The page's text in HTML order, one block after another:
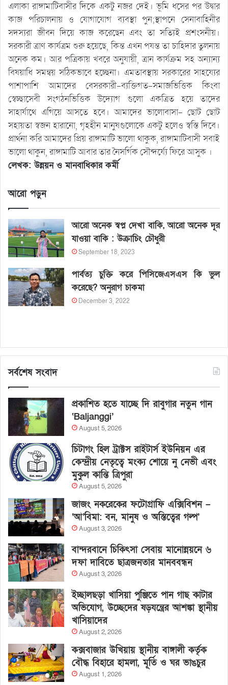
এলাকা রাঙ্গামাটিবাসীর দিকে একটু নজর দেই। ভূমি ধসের পর উদ্বার
কাজ পরিচালনায় ও যোগাযোগ ব্যবস্থা পুন;স্থাপনে সেনাবাহিনীর
সদস্যরা জীবন দিয়ে কাজ করেছেন এবং তা সত্যিই প্রশংসনীয়।
সরকারী ত্রাণ কার্যত্রম শুরু হয়েছে, কিন্ত এখন পযন্ত তা চাহিদার তুলনায়
অনেক কম। আর পত্রিকায় খবরে অনুযায়ী, ত্রান কার্যক্রম সহ অন্যান্য
বিষয়াধি সমন্বয় সঠিকভাবে হচ্ছেনা। এমতাবস্থায় সরকারের সাহয্যের
পাশাপাশি আমাদের বেসরকারী-ব্যক্তিগত-সমাজভিত্তিক কিংবা
স্বেচ্ছাসেবী সংগঠনভিত্তিক উদ্যোগ গুলো একত্রিত হয়ে তাদের
সাহার্যাথে এগিয়ে আসতে হবে। আমাদের ভালোবাসা- ছোট ছোট
সহায়তা স্বজন হারানো, গৃহহীন মানুষগুলোকে একটু হলেও স্বস্তি দিবে।
প্রার্থনা করি আমাদের প্রিয় রাঙ্গামাটি ভালো থাকুক, রাঙ্গামাটিবাসী সবাই
ভালো থাকুন, রাঙ্গামাটি আবার তার নৈসর্গিক সৌন্দর্য্যে ফিরে আসুক ।
লেখক: উন্নয়ন ও মানবাধিকার কর্মী
আরো পড়ুন
আরো অনেক স্বপ্ন দেখা বাকি, আরো অনেক দূর
যাওয়া বাকি : উক্রাচিং চৌধুরী
September 18, 2023
পার্বত্য চুক্তি করে পিসিজেএসএস কি ভুল
করেছে? অনুরাগ চাকমা
December 3, 2022
সর্বশেষ সংবাদ
প্রকাশিত হতে যাচ্ছে দি রাবুগার নতুন গান
‘Baljanggi’
August 5, 2026
চিটাগং হিল ট্রাক্টস রাইটার্স ইউনিয়ন এর
কেন্দ্রীয় নেতৃত্বে মংক্য শোয়ে নু নেভী এবং
মুকুল কান্তি ত্রিপুরা
August 5, 2026
জাজং নকরেকের ফটোগ্রাফি এক্সিবিশন –
‘আ’বিমা: বন, মানুষ ও অস্তিত্বের গল্প’
August 3, 2026
বান্দরবানে চিকিৎসা সেবায় মানোন্নয়নে ৬
দফা দাবিতে ছাত্রজনতার মানববন্ধন
August 3, 2026
ইচ্ছালছড়া খাসিয়া পুঞ্জিতে পান গাছ কাটার
অভিযোগ, উচ্ছেদের ষড়যন্ত্রের আশঙ্কা স্থানীয়
খাসিয়াদের
August 2, 2026
কক্সবাজার উখিয়ায় স্থানীয় বাঙ্গালী কর্তৃক
বৌদ্ধ বিহারে হামলা, মূর্তি ও ঘর ভাঙচুর
August 1, 2026